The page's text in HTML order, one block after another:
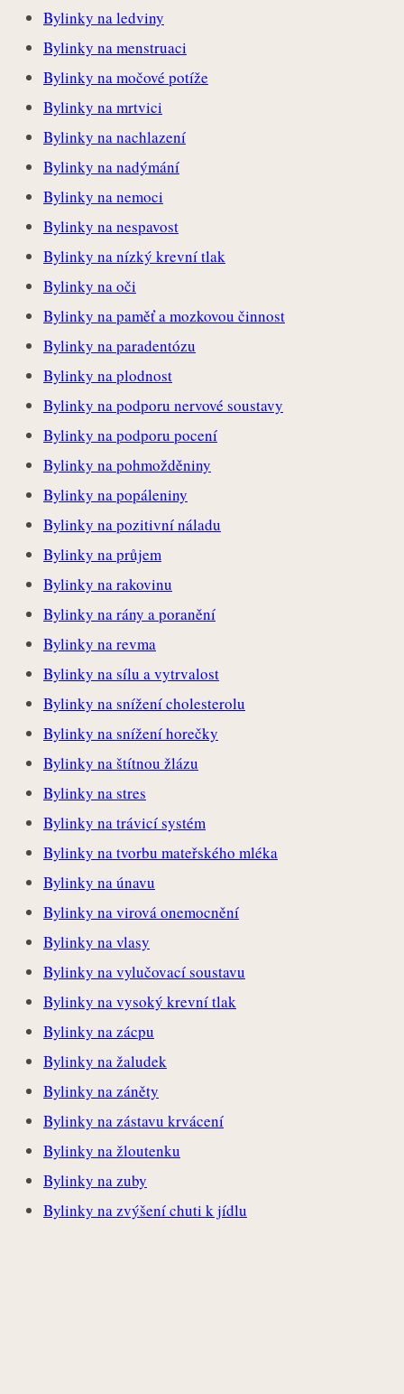
Bylinky na ledviny
Bylinky na menstruaci
Bylinky na močové potíže
Bylinky na mrtvici
Bylinky na nachlazení
Bylinky na nadýmání
Bylinky na nemoci
Bylinky na nespavost
Bylinky na nízký krevní tlak
Bylinky na oči
Bylinky na paměť a mozkovou činnost
Bylinky na paradentózu
Bylinky na plodnost
Bylinky na podporu nervové soustavy
Bylinky na podporu pocení
Bylinky na pohmožděniny
Bylinky na popáleniny
Bylinky na pozitivní náladu
Bylinky na průjem
Bylinky na rakovinu
Bylinky na rány a poranění
Bylinky na revma
Bylinky na sílu a vytrvalost
Bylinky na snížení cholesterolu
Bylinky na snížení horečky
Bylinky na štítnou žlázu
Bylinky na stres
Bylinky na trávicí systém
Bylinky na tvorbu mateřského mléka
Bylinky na únavu
Bylinky na virová onemocnění
Bylinky na vlasy
Bylinky na vylučovací soustavu
Bylinky na vysoký krevní tlak
Bylinky na zácpu
Bylinky na žaludek
Bylinky na záněty
Bylinky na zástavu krvácení
Bylinky na žloutenku
Bylinky na zuby
Bylinky na zvýšení chuti k jídlu